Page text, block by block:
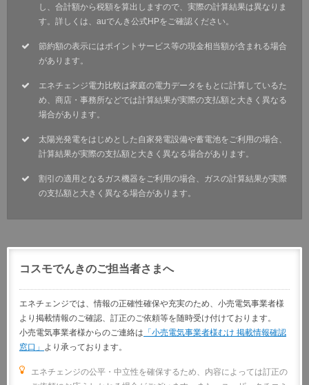
し、合計額から税額を算出しますので、実際の計算結果は異なりま
す。詳しくは、auでんき公式HPをご確認ください。
節約額の表示にはポイントサービス等の現金相当額が含まれる場合
があります。
エネチェンジ電力比較は家庭の電力データをもとに計算しているた
め、商店・事務所などでは計算結果が実際の支払額と大きく異なる
場合があります。
太陽光発電をはじめとした自家発電設備や蓄電池をご利用の場合、
計算結果が実際の支払額と大きく異なる場合があります。
割引の適用となるガス機器をご利用の場合、ガスの計算結果が実際
の支払額と大きく異なる場合があります。
コスモでんきのご担当者さまへ
エネチェンジでは、情報の正確性確保や充実のため、小売電気事業者様
より掲載情報のご確認、訂正のご依頼等を随時受け付けております。
小売電気事業者様からのご連絡は 「小売電気事業者様むけ 掲載情報確認
窓口」 より承っております。
エネチェンジの公平・中立性を確保するため、内容によっては訂正の